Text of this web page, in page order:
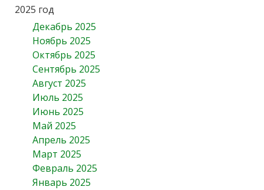
2025 год
Декабрь 2025
Ноябрь 2025
Октябрь 2025
Сентябрь 2025
Август 2025
Июль 2025
Июнь 2025
Май 2025
Апрель 2025
Март 2025
Февраль 2025
Январь 2025